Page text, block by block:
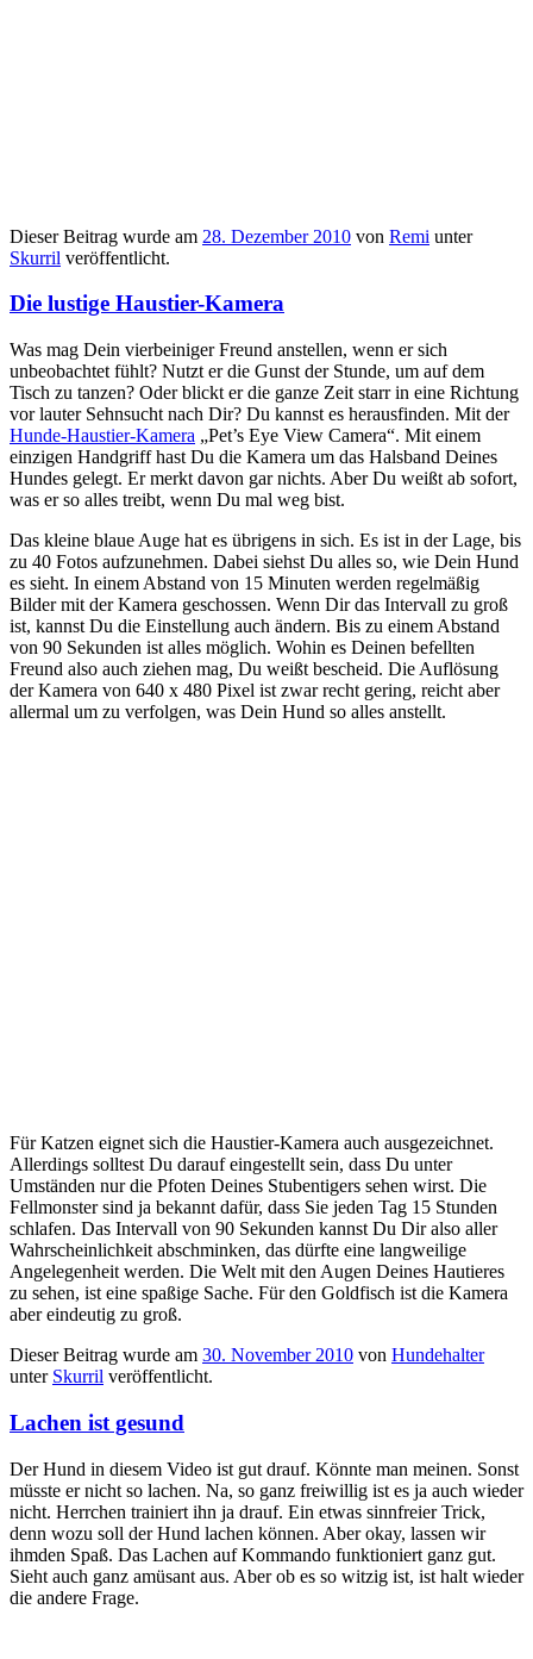
Dieser Beitrag wurde am 28. Dezember 2010 von Remi unter
Skurril veröffentlicht.
Die lustige Haustier-Kamera
Was mag Dein vierbeiniger Freund anstellen, wenn er sich
unbeobachtet fühlt? Nutzt er die Gunst der Stunde, um auf dem
Tisch zu tanzen? Oder blickt er die ganze Zeit starr in eine Richtung
vor lauter Sehnsucht nach Dir? Du kannst es herausfinden. Mit der
Hunde-Haustier-Kamera „Pet’s Eye View Camera“. Mit einem
einzigen Handgriff hast Du die Kamera um das Halsband Deines
Hundes gelegt. Er merkt davon gar nichts. Aber Du weißt ab sofort,
was er so alles treibt, wenn Du mal weg bist.
Das kleine blaue Auge hat es übrigens in sich. Es ist in der Lage, bis
zu 40 Fotos aufzunehmen. Dabei siehst Du alles so, wie Dein Hund
es sieht. In einem Abstand von 15 Minuten werden regelmäßig
Bilder mit der Kamera geschossen. Wenn Dir das Intervall zu groß
ist, kannst Du die Einstellung auch ändern. Bis zu einem Abstand
von 90 Sekunden ist alles möglich. Wohin es Deinen befellten
Freund also auch ziehen mag, Du weißt bescheid. Die Auflösung
der Kamera von 640 x 480 Pixel ist zwar recht gering, reicht aber
allermal um zu verfolgen, was Dein Hund so alles anstellt.
Für Katzen eignet sich die Haustier-Kamera auch ausgezeichnet.
Allerdings solltest Du darauf eingestellt sein, dass Du unter
Umständen nur die Pfoten Deines Stubentigers sehen wirst. Die
Fellmonster sind ja bekannt dafür, dass Sie jeden Tag 15 Stunden
schlafen. Das Intervall von 90 Sekunden kannst Du Dir also aller
Wahrscheinlichkeit abschminken, das dürfte eine langweilige
Angelegenheit werden. Die Welt mit den Augen Deines Hautieres
zu sehen, ist eine spaßige Sache. Für den Goldfisch ist die Kamera
aber eindeutig zu groß.
Dieser Beitrag wurde am 30. November 2010 von Hundehalter
unter Skurril veröffentlicht.
Lachen ist gesund
Der Hund in diesem Video ist gut drauf. Könnte man meinen. Sonst
müsste er nicht so lachen. Na, so ganz freiwillig ist es ja auch wieder
nicht. Herrchen trainiert ihn ja drauf. Ein etwas sinnfreier Trick,
denn wozu soll der Hund lachen können. Aber okay, lassen wir
ihmden Spaß. Das Lachen auf Kommando funktioniert ganz gut.
Sieht auch ganz amüsant aus. Aber ob es so witzig ist, ist halt wieder
die andere Frage.